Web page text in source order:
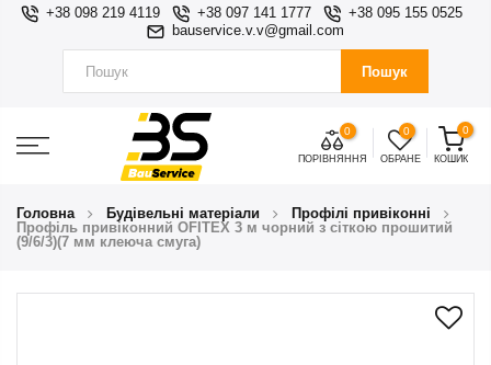
+38 098 219 4119 +38 097 141 1777
+38 095 155 0525
bauservice.v.v@gmail.com
Пошук
0
ПОРІВНЯННЯ
0
ОБРАНЕ
0
КОШИК
Головна Будівельні матеріали
Профілі привіконні
Профіль привіконний OFITEX 3 м чорний з сіткою прошитий
(9/6/3)(7 мм клеюча смуга)